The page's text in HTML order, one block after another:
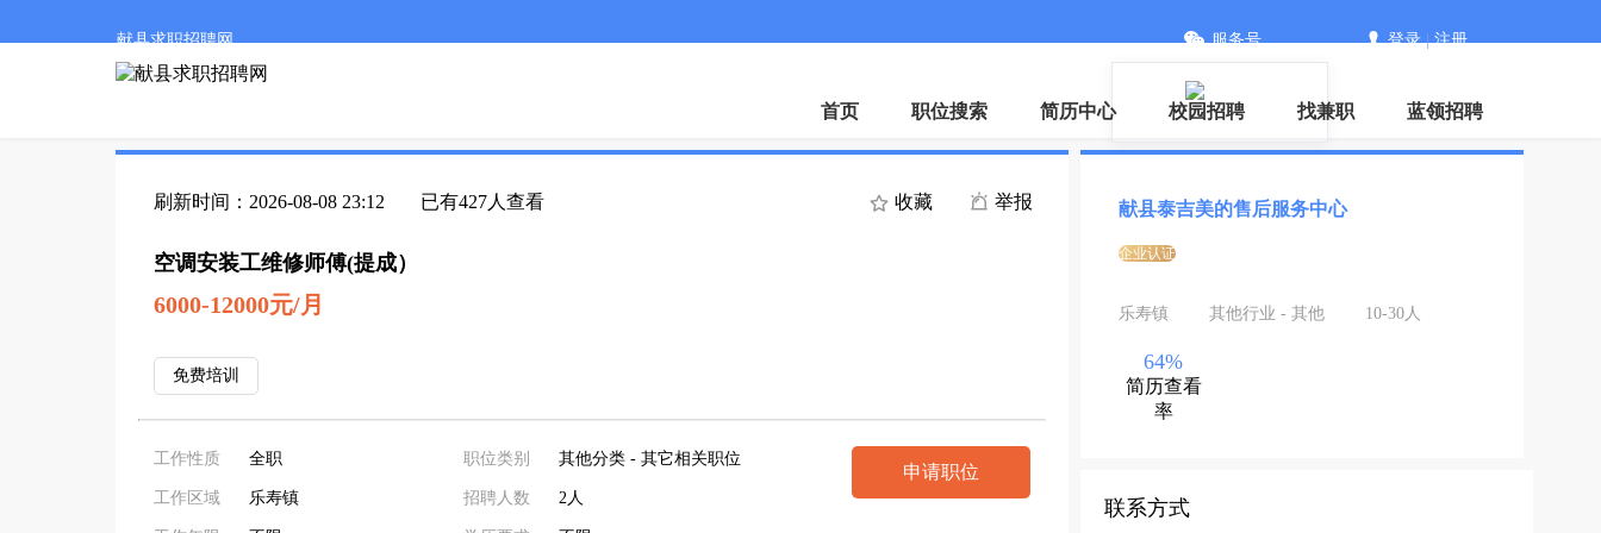
献县求职招聘网 服务号 登录|注册
首页 职位搜索 简历中心 校园招聘 找兼职 蓝领招聘
刷新时间：2026-08-08 23:12 已有427人查看 收藏 举报
空调安装工维修师傅(提成）
6000-12000元/月
免费培训
工作性质 全职
工作区域 乐寿镇
职位类别 其他分类 - 其它相关职位
招聘人数 2人
申请职位
献县泰吉美的售后服务中心
企业认证
乐寿镇 其他行业 - 其他 10-30人
64%
简历查看
率
联系方式